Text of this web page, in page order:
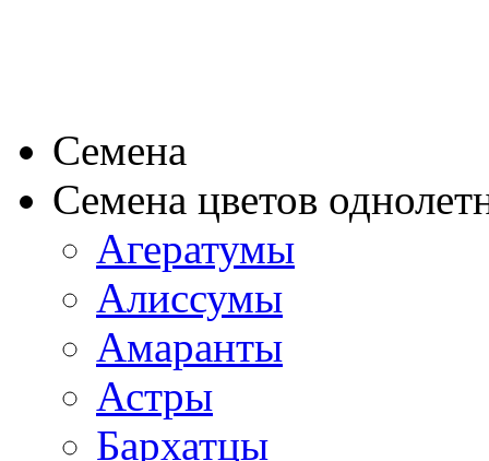
Семена
Семена цветов
Агератумы
Алиссумы
Амаранты
Астры
Бархатцы